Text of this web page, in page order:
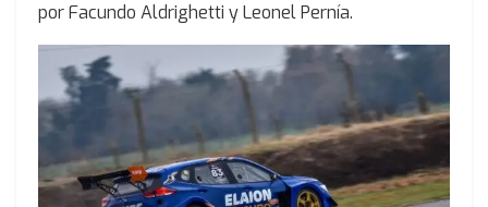
por Facundo Aldrighetti y Leonel Pernía.